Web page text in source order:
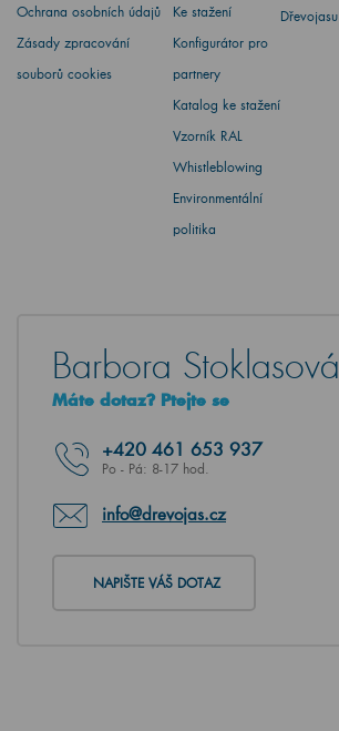
Ochrana osobních údajů
Zásady zpracování
souborů cookies
Ke stažení
Konfigurátor pro
partnery
Katalog ke stažení
Vzorník RAL
Whistleblowing
Environmentální
politika
Dřevojasu
Barbora Stoklasová
Máte dotaz? Ptejte se
+420 461 653 937
Po - Pá: 8-17 hod.
info@drevojas.cz
NAPIŠTE VÁŠ DOTAZ